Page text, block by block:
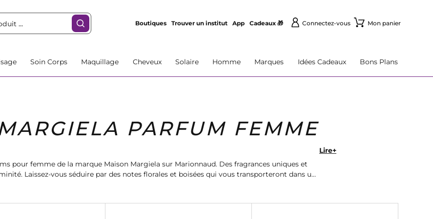
Boutiques Trouver un institut App Cadeaux 🎁 Connectez-vous Mon panier
Soin Corps Maquillage Cheveux Solaire Homme Marques Idées Cadeaux Bons Plans
PARFUM FEMME
pour femme de la marque Maison Margiela sur Marionnaud. Des fragrances uniques et
Laissez-vous séduire par des notes florales et boisées qui vous transporteront dans un
Lire+